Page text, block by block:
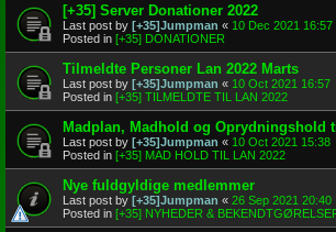
[+35] Server Donationer 2022
Last post by [+35]Jumpman « 10 Dec 2021 16:57
Posted in [+35] DONATIONER
Tilmeldte Personer Lan 2022 Marts
Last post by [+35]Jumpman « 10 Oct 2021 16:57
Posted in [+35] TILMELDTE TIL LAN 2022
Madplan, Madhold og Oprydningshold
Last post by [+35]Jumpman « 10 Oct 2021 15:38
Posted in [+35] MAD HOLD TIL LAN 2022
Nye fuldgyldige medlemmer
Last post by [+35]Jumpman « 26 Sep 2021 20:40
Posted in [+35] NYHEDER &